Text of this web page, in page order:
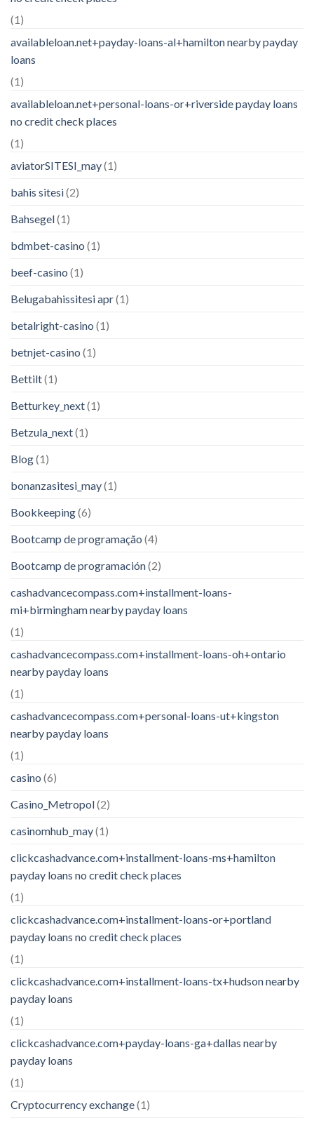
(1)
availableloan.net+payday-loans-al+hamilton nearby payday
loans
(1)
availableloan.net+personal-loans-or+riverside payday loans
no credit check places
(1)
aviatorSITESI_may(1)
bahis sitesi(2)
Bahsegel(1)
bdmbet-casino (1)
beef-casino (1)
Belugabahissitesi apr(1)
betalright-casino (1)
betnjet-casino (1)
Bettilt(1)
Betturkey_next(1)
Betzula_next(1)
Blog(1)
bonanzasitesi_may(1)
Bookkeeping(6)
Bootcamp de programação (4)
Bootcamp de programación(2)
cashadvancecompass.com+installment-loans-
mi+birmingham nearby payday loans
(1)
cashadvancecompass.com+installment-loans-oh+ontario
nearby payday loans
(1)
cashadvancecompass.com+personal-loans-ut+kingston
nearby payday loans
(1)
casino (6)
Casino_Metropol(2)
casinomhub_may(1)
clickcashadvance.com+installment-loans-ms+hamilton
payday loans no credit check places
(1)
clickcashadvance.com+installment-loans-or+portland
payday loans no credit check places
(1)
clickcashadvance.com+installment-loans-tx+hudson nearby
payday loans
(1)
clickcashadvance.com+payday-loans-ga+dallas nearby
payday loans
(1)
Cryptocurrency exchange(1)